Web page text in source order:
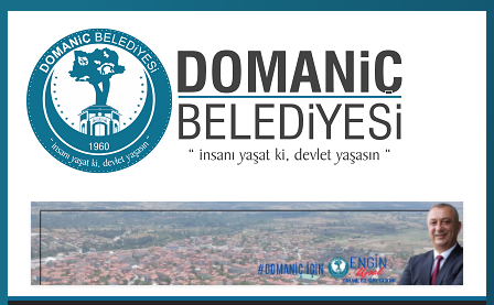
content
Domaniç
Belediyesi
T.C.
DOMANİÇ
BELEDİYESİ